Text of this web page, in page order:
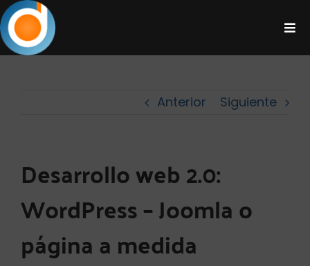
Saltar
al
contenido
Kit Digital
Anterior Siguiente
Desarrollo web 2.0:
WordPress – Joomla o
página a medida